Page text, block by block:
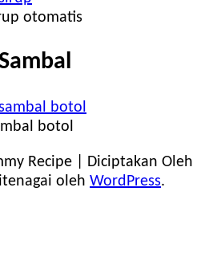
otomatis
botol
Recipe | Diciptakan Oleh
oleh WordPress.